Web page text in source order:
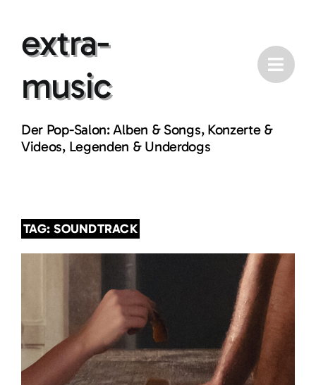
contentextra-
music
Der Pop-Salon: Alben & Songs, Konzerte &
Videos, Legenden & Underdogs
TAG: SOUNDTRACK